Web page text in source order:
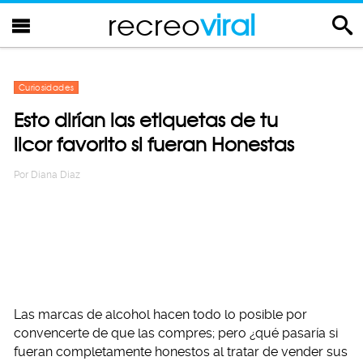
recreoviral
Curiosidades
Esto dirían las etiquetas de tu
licor favorito si fueran Honestas
Por Diana Diaz
Las marcas de alcohol hacen todo lo posible por
convencerte de que las compres; pero ¿qué pasaría si
fueran completamente honestos al tratar de vender sus